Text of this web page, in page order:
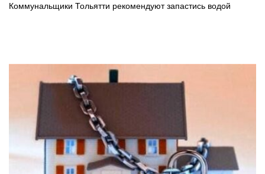
Коммунальщики Тольятти рекомендуют запастись водой